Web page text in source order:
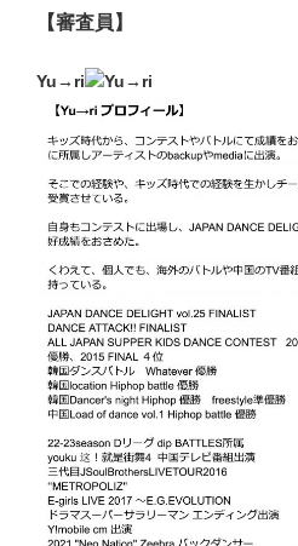
【審査員】
Yu→ri